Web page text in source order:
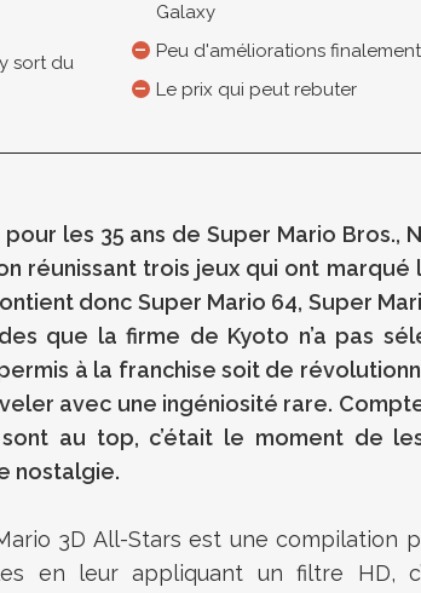
sort du
Galaxy
Peu d'améliorations finalement
Le prix qui peut rebuter
les 35 ans de Super Mario Bros.,
réunissant trois jeux qui ont marqué
donc Super Mario 64, Super
que la firme de Kyoto n’a pas
permis à la franchise soit de
avec une ingéniosité rare.
au top, c’était le moment de
nostalgie.
3D All-Stars est une compilation
en leur appliquant un filtre HD,